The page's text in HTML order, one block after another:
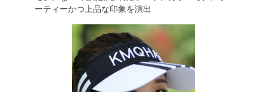
ーティーかつ上品な印象を演出